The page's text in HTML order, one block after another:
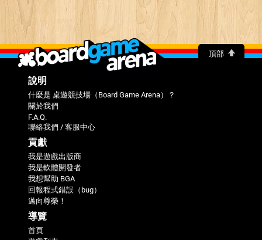
頂部
說明
什麼是 桌遊競技場（Board Game Arena）？
關於我們
F.A.Q.
聯絡我們 / 客服中心
貢獻
我是遊戲出版商
我是軟體開發者
我想幫助 BGA
回報程式錯誤（bug）
邁向尊榮！
導覽
首頁